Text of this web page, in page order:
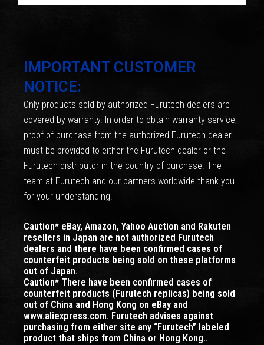
IMPORTANT CUSTOMER
NOTICE:
Only products sold by authorized Furutech dealers are
covered by warranty. In order to obtain warranty service,
proof of purchase from the authorized Furutech dealer
must be provided to either the Furutech dealer or the
Furutech distributor in the country of purchase. The
team at Furutech and our partners worldwide thank you
for your understanding.
Caution* eBay, Amazon, Yahoo Auction and Rakuten
resellers in Japan are not authorized Furutech
dealers and there have been confirmed cases of
counterfeit products being sold on these platforms
out of Japan.
Caution* There have been confirmed cases of
counterfeit products (Furutech replicas) being sold
out of China and Hong Kong on eBay and
www.aliexpress.com. Furutech advises against
purchasing from either site any “Furutech” labeled
product that ships from China or Hong Kong..